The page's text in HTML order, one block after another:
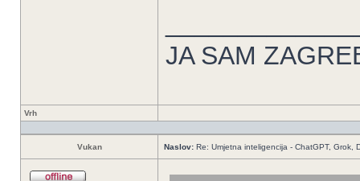
JA SAM
Vrh
Vukan Naslov: Re: Umjetna inteligencija - ChatGPT, Grok,